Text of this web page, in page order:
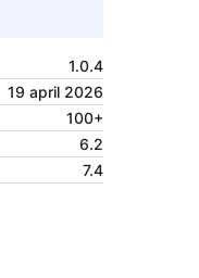
1.0.4
19 april 2026
100+
6.2
7.4